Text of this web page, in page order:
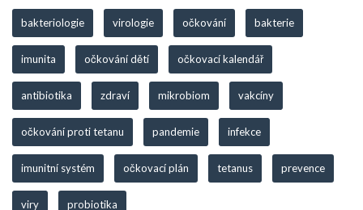
bakteriologie virologie očkování bakterie
imunita očkování dětí očkovací kalendář
antibiotika zdraví mikrobiom vakcíny
očkování proti tetanu pandemie infekce
imunitní systém očkovací plán tetanus prevence
viry probiotika